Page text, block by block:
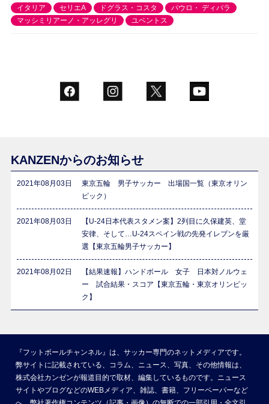
イタリア セリエA ドグラス・コスタ
パウロ・ ディバラ
マッシミリアーノ・アッレグリ
ユベントス
KANZENからのお知らせ
2021年08月03日
東京五輪 男子サッカー 出場国一覧（東京オリン
ピック）
2021年08月03日
【U-24日本代表スタメン案】2列目に久保建英、堂
安律、そして…U-24スペイン戦の先発イレブンを厳
選【東京五輪男子サッカー】
2021年08月02日
【結果速報】ハンドボール 女子 日本対ノルウェ
ー 試合結果・スコア【東京五輪・東京オリンピッ
ク】
『フットボールチャンネル』は、サッカー専門のネットメディアです。
弊サイトに記載されている、コラム、ニュース、写真、その他情報は、
株式会社カンゼンが報道目的で取材、編集しているものです。ニュース
サイトやブログなどのWEBメディア、雑誌、書籍、フリーペーパーなど